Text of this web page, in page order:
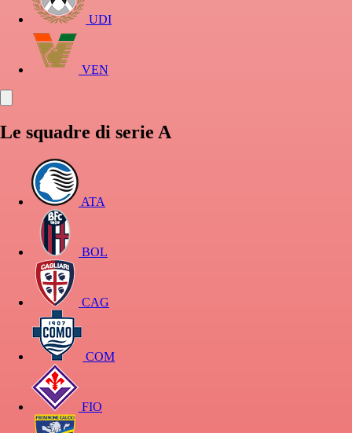
UDI
VEN
Le squadre di serie A
ATA
BOL
CAG
COM
FIO